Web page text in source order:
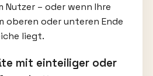
Nutzer – oder wenn Ihre
oberen oder unteren Ende
liegt.
mit einteiliger oder